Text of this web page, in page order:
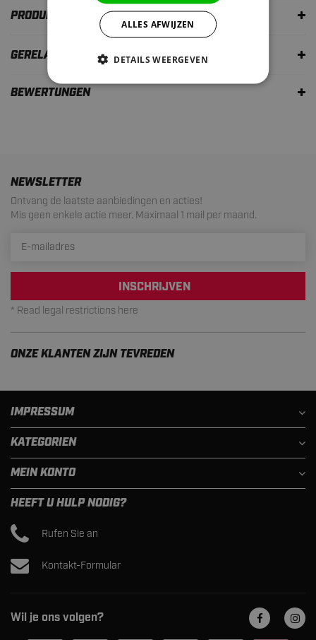
PRODUKTBESCHREIBUNG
GERELATEERDE PRODUCTEN
BEWERTUNGEN
NEWSLETTER
Ontvang de laatste aanbiedingen en acties!
Mis geen enkele actie meer. Maximaal 1 mail per maand.
INSCHRIJVEN
* Read legal restrictions here
ONZE KLANTEN ZIJN TEVREDEN
IMPRESSUM
KATEGORIEN
MEIN KONTO
HEEFT U HULP NODIG?
Rufen Sie an
Kontakt-Formular
Wil je ons volgen?
ALLES AFWIJZEN
DETAILS WEERGEVEN